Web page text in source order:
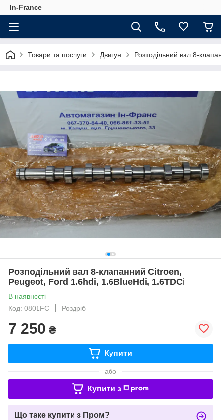
In-France
Товари та послуги Двигун Розподільний вал 8-
Розподільний вал 8-клапанний Citroen,
Peugeot, Ford 1.6hdi, 1.6BlueHdi, 1.6TDCi
В наявності
Код: 0801FC
Роздріб
7 250 ₴
Купити
або
Купити з
Що таке купити з Пром?